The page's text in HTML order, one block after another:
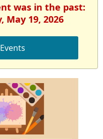
was in the past:
May 19, 2026